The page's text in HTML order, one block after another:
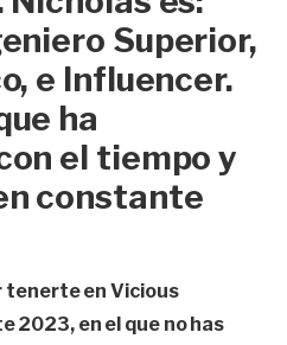
Superior,
e Influencer.
ha
el tiempo y
constante
tenerte en Vicious
2023, en el que no has